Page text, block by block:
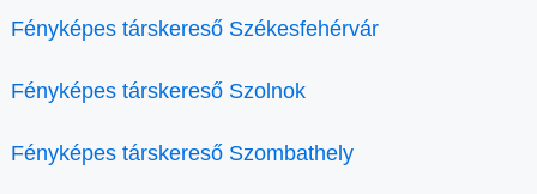
Fényképes társkereső Székesfehérvár
Fényképes társkereső Szolnok
Fényképes társkereső Szombathely